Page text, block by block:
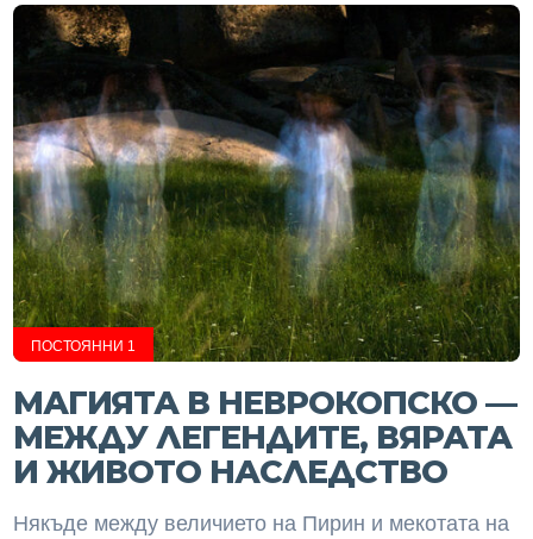
ПОСТОЯННИ 1
МАГИЯТА В НЕВРОКОПСКО —
МЕЖДУ ЛЕГЕНДИТЕ, ВЯРАТА
И ЖИВОТО НАСЛЕДСТВО
Някъде между величието на Пирин и мекотата на